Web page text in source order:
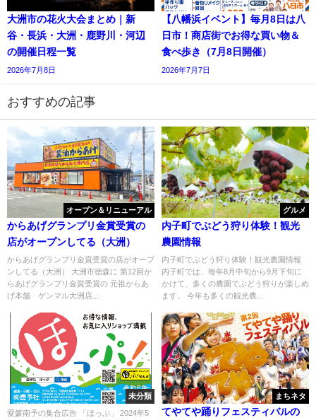
大洲市の花火大会まとめ｜新
谷・長浜・大洲・鹿野川・河辺
の開催日程一覧
2026年7月8日
【八幡浜イベント】毎月8日は八
日市！商店街でお得な買い物＆
食べ歩き（7月8日開催）
2026年7月7日
おすすめの記事
オープン＆リニューアル
からあげグランプリ金賞受賞の
店がオープンしてる（大洲）
からあげグランプリ金賞受賞の店がオープ
ンしてる（大洲） 大洲市徳森に 第12回か
らあげグランプリ金賞受賞の 元祖からあ
げ本舗 ゲンマル大洲店...
グルメ
内子町でぶどう狩り体験！観光
農園情報
内子町でぶどう狩り体験！観光農園情報
内子町では、毎年8月中旬から9月下旬に
かけて、多くの農園でぶどう狩りが楽しめ
ます。 今年も多くの観光農...
未分類
愛媛南予の集合広告 「ほっぷ」 2024年5
まちネタ
てやてや踊りフェスティバルの